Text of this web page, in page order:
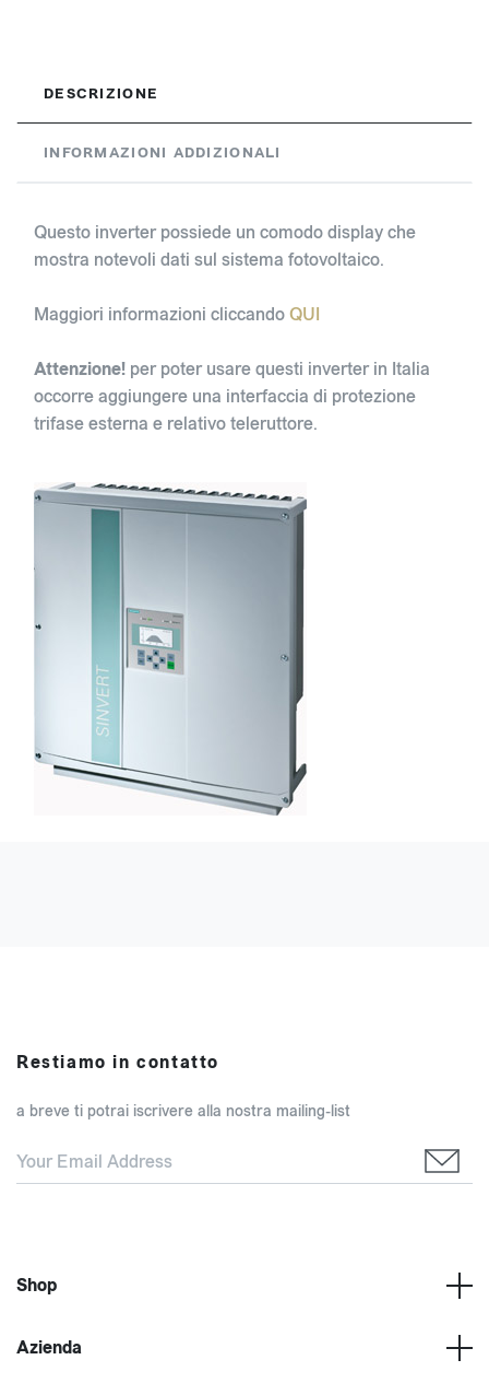
DESCRIZIONE
INFORMAZIONI ADDIZIONALI
Questo inverter possiede un comodo display che
mostra notevoli dati sul sistema fotovoltaico.
Maggiori informazioni cliccandoQUI
Attenzione! per poter usare questi inverter in Italia
occorre aggiungere una interfaccia di protezione
trifase esterna e relativo teleruttore.
Restiamo in contatto
a breve ti potrai iscrivere alla nostra mailing-list
Shop
Azienda